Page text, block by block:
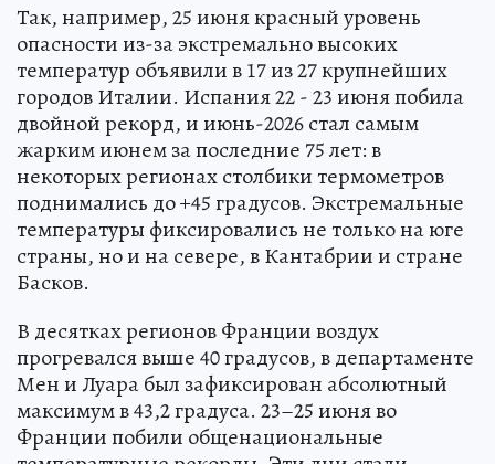
Так, например, 25 июня красный уровень
опасности из-за экстремально высоких
температур объявили в 17 из 27 крупнейших
городов Италии. Испания 22 - 23 июня побила
двойной рекорд, и июнь-2026 стал самым
жарким июнем за последние 75 лет: в
некоторых регионах столбики термометров
поднимались до +45 градусов. Экстремальные
температуры фиксировались не только на юге
страны, но и на севере, в Кантабрии и стране
Басков.
В десятках регионов Франции воздух
прогревался выше 40 градусов, в департаменте
Мен и Луара был зафиксирован абсолютный
максимум в 43,2 градуса. 23–25 июня во
Франции побили общенациональные